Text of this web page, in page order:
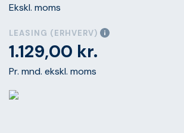
Ekskl. moms
LEASING (ERHVERV)
1.129,00 kr.
Pr. mnd. ekskl. moms